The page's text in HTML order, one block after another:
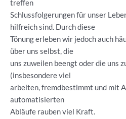
treffen
Schlussfolgerungen für unser
hilfreich sind. Durch diese
Tönung erleben wir jedoch auch
über uns selbst, die
uns zuweilen beengt oder die uns
(insbesondere viel
arbeiten, fremdbestimmt und mit
automatisierten
Abläufe rauben viel Kraft.